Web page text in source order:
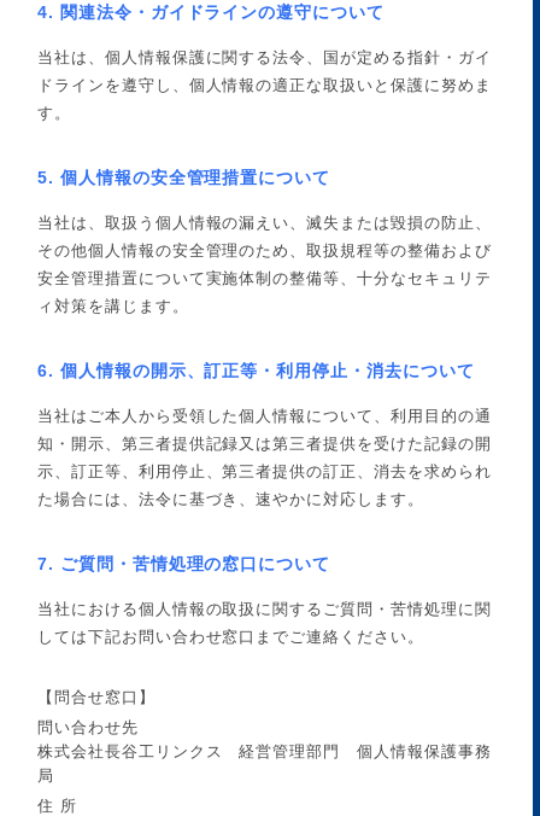
4. 関連法令・ガイドラインの遵守について
当社は、個人情報保護に関する法令、国が定める指針・ガイ
ドラインを遵守し、個人情報の適正な取扱いと保護に努めま
す。
5. 個人情報の安全管理措置について
当社は、取扱う個人情報の漏えい、滅失または毀損の防止、
その他個人情報の安全管理のため、取扱規程等の整備および
安全管理措置について実施体制の整備等、十分なセキュリテ
ィ対策を講じます。
6. 個人情報の開示、訂正等・利用停止・消去について
当社はご本人から受領した個人情報について、利用目的の通
知・開示、第三者提供記録又は第三者提供を受けた記録の開
示、訂正等、利用停止、第三者提供の訂正、消去を求められ
た場合には、法令に基づき、速やかに対応します。
7. ご質問・苦情処理の窓口について
当社における個人情報の取扱に関するご質問・苦情処理に関
しては下記お問い合わせ窓口までご連絡ください。
【問合せ窓口】
問い合わせ先
株式会社長谷工リンクス 経営管理部門 個人情報保護事務
局
住 所